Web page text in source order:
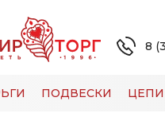
8
ПОДВЕСКИ ЦЕПИ